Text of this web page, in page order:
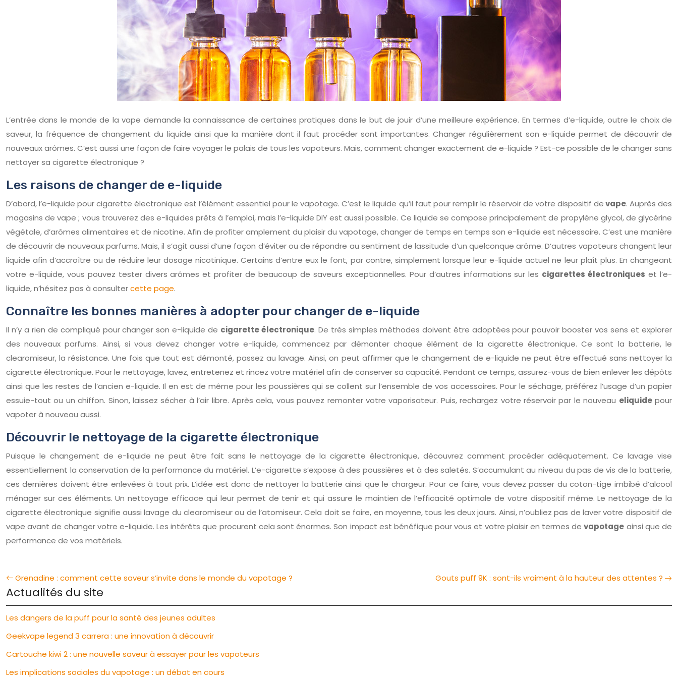
L’entrée dans le monde de la vape demande la connaissance de certaines pratiques dans le but de jouir d’une meilleure expérience. En termes d’e-liquide, outre le choix de
saveur, la fréquence de changement du liquide ainsi que la manière dont il faut procéder sont importantes. Changer régulièrement son e-liquide permet de découvrir de
nouveaux arômes. C’est aussi une façon de faire voyager le palais de tous les vapoteurs. Mais, comment changer exactement de e-liquide ? Est-ce possible de le changer sans
nettoyer sa cigarette électronique ?
Les raisons de changer de e-liquide
D’abord, l’e-liquide pour cigarette électronique est l’élément essentiel pour le vapotage. C’est le liquide qu’il faut pour remplir le réservoir de votre dispositif devape. Auprès des
magasins de vape ; vous trouverez des e-liquides prêts à l’emploi, mais l’e-liquide DIY est aussi possible. Ce liquide se compose principalement de propylène glycol, de glycérine
végétale, d’arômes alimentaires et de nicotine. Afin de profiter amplement du plaisir du vapotage, changer de temps en temps son e-liquide est nécessaire. C’est une manière
de découvrir de nouveaux parfums. Mais, il s’agit aussi d’une façon d’éviter ou de répondre au sentiment de lassitude d’un quelconque arôme. D’autres vapoteurs changent leur
liquide afin d’accroître ou de réduire leur dosage nicotinique. Certains d’entre eux le font, par contre, simplement lorsque leur e-liquide actuel ne leur plaît plus. En changeant
votre e-liquide, vous pouvez tester divers arômes et profiter de beaucoup de saveurs exceptionnelles. Pour d’autres informations sur les cigarettes électroniques et l’e-
liquide, n’hésitez pas à consultercette page.
Connaître les bonnes manières à adopter pour changer de e-liquide
Il n’y a rien de compliqué pour changer son e-liquide de cigarette électronique. De très simples méthodes doivent être adoptées pour pouvoir booster vos sens et explorer
des nouveaux parfums. Ainsi, si vous devez changer votre e-liquide, commencez par démonter chaque élément de la cigarette électronique. Ce sont la batterie, le
clearomiseur, la résistance. Une fois que tout est démonté, passez au lavage. Ainsi, on peut affirmer que le changement de e-liquide ne peut être effectué sans nettoyer la
cigarette électronique. Pour le nettoyage, lavez, entretenez et rincez votre matériel afin de conserver sa capacité. Pendant ce temps, assurez-vous de bien enlever les dépôts
ainsi que les restes de l’ancien e-liquide. Il en est de même pour les poussières qui se collent sur l’ensemble de vos accessoires. Pour le séchage, préférez l’usage d’un papier
essuie-tout ou un chiffon. Sinon, laissez sécher à l’air libre. Après cela, vous pouvez remonter votre vaporisateur. Puis, rechargez votre réservoir par le nouveau eliquidepour
vapoter à nouveau aussi.
Découvrir le nettoyage de la cigarette électronique
Puisque le changement de e-liquide ne peut être fait sans le nettoyage de la cigarette électronique, découvrez comment procéder adéquatement. Ce lavage vise
essentiellement la conservation de la performance du matériel. L’e-cigarette s’expose à des poussières et à des saletés. S’accumulant au niveau du pas de vis de la batterie,
ces dernières doivent être enlevées à tout prix. L’idée est donc de nettoyer la batterie ainsi que le chargeur. Pour ce faire, vous devez passer du coton-tige imbibé d’alcool
ménager sur ces éléments. Un nettoyage efficace qui leur permet de tenir et qui assure le maintien de l’efficacité optimale de votre dispositif même. Le nettoyage de la
cigarette électronique signifie aussi lavage du clearomiseur ou de l’atomiseur. Cela doit se faire, en moyenne, tous les deux jours. Ainsi, n’oubliez pas de laver votre dispositif de
vape avant de changer votre e-liquide. Les intérêts que procurent cela sont énormes. Son impact est bénéfique pour vous et votre plaisir en termes devapotage ainsi que de
performance de vos matériels.
Grenadine : comment cette saveur s’invite dans le monde du vapotage ? Gouts puff 9K : sont-ils vraiment à la hauteur des attentes ?
Actualités du site
Les dangers de la puff pour la santé des jeunes adultes
Geekvape legend 3 carrera : une innovation à découvrir
Cartouche kiwi 2 : une nouvelle saveur à essayer pour les vapoteurs
Les implications sociales du vapotage : un débat en cours